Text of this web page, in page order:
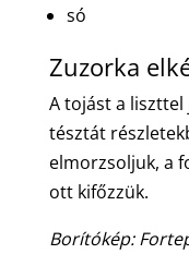
só
Zuzorka
A tojást a liszttel
tésztát
elmorzsoljuk, a
ott kifőzzük.
Borítókép: